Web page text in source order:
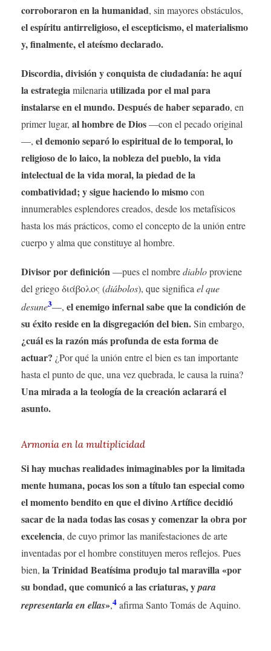
corroboraron en la humanidad, sin mayores obstáculos,
el espíritu antirreligioso, el escepticismo, el materialismo
y, finalmente, el ateísmo declarado.
Discordia, división y conquista de ciudadanía: he aquí
la estrategia milenaria utilizada por el mal para
instalarse en el mundo. Después de haber separado, en
primer lugar, al hombre de Dios—con el pecado original
—, el demonio separó lo espiritual de lo temporal, lo
religioso de lo laico, la nobleza del pueblo, la vida
intelectual de la vida moral, la piedad de la
combatividad; y sigue haciendo lo mismocon
innumerables esplendores creados, desde los metafísicos
hasta los más prácticos, como el concepto de la unión entre
cuerpo y alma que constituye al hombre.
Divisor por definición —pues el nombrediabloproviene
del griego διάβολος (diábolos), que significa el que
desune3—, el enemigo infernal sabe que la condición de
su éxito reside en la disgregación del bien.Sin embargo,
¿cuál es la razón más profunda de esta forma de
actuar? ¿Por qué la unión entre el bien es tan importante
hasta el punto de que, una vez quebrada, le causa la ruina?
Una mirada a la teología de la creación aclarará el
asunto.
Armonía en la multiplicidad
Si hay muchas realidades inimaginables por la limitada
mente humana, pocas los son a título tan especial como
el momento bendito en que el divino Artífice decidió
sacar de la nada todas las cosas y comenzar la obra por
excelencia, de cuyo primor las manifestaciones de arte
inventadas por el hombre constituyen meros reflejos. Pues
bien, la Trinidad Beatísima produjo tal maravilla «por
su bondad, que comunicó a las criaturas, ypara
representarla en ellas»,4afirma Santo Tomás de Aquino.